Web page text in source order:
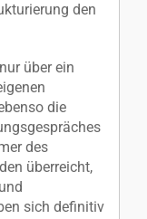
den
über ein
die
des
überreicht,
sich definitiv